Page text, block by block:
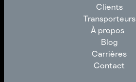
Clients
Clients
Transporteurs
Transporteurs
À propos
À propos
Blog
Blog
Carrières
Carrières
Contact